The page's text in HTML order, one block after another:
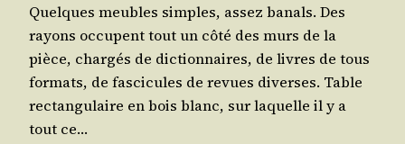
Quelques meubles simples, assez banals. Des
rayons occupent tout un côté des murs de la
pièce, char­gés de dic­tion­naires, de livres de tous
for­mats, de fas­ci­cules de revues diverses. Table
rec­tan­gu­laire en bois blanc, sur laquelle il y a
tout ce…